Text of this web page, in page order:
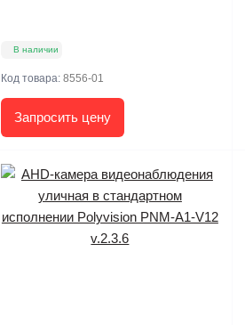
В наличии
Код товара: 8556-01
Запросить цену